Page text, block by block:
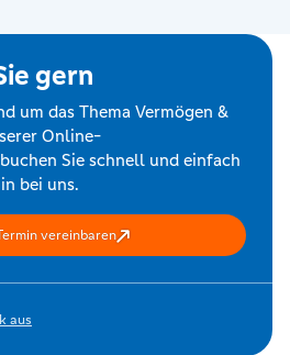
gern
um das Thema Vermögen &
Online-
Sie schnell und einfach
bei uns.
vereinbaren
aus